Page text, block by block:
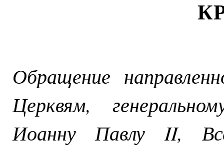
Обращение
Церквям,
Иоанну Павлу II,